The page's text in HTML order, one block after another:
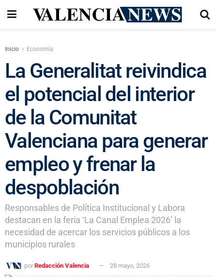
Inicio Economía
La Generalitat reivindica
el potencial del interior
de la Comunitat
Valenciana para generar
empleo y frenar la
despoblación
Responsables de Política Institucional y Labora
destacan en la feria ‘La Canal Emplea 2026’ la
necesidad de acercar los servicios públicos a los
municipios rurales
por Redacción Valencia 28 mayo, 2026